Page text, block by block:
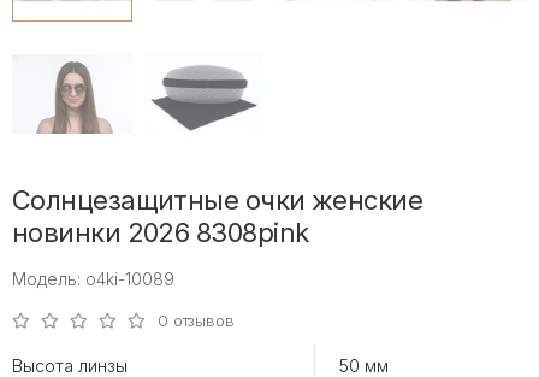
Солнцезащитные очки женские
новинки 2026 8308pink
Модель: o4ki-10089
0 отзывов
Высота линзы 50 мм